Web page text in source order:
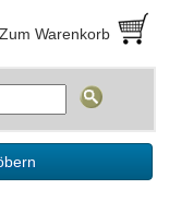
Zum Warenkorb